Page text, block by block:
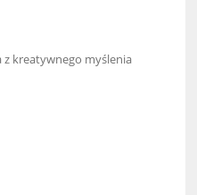
z kreatywnego myślenia